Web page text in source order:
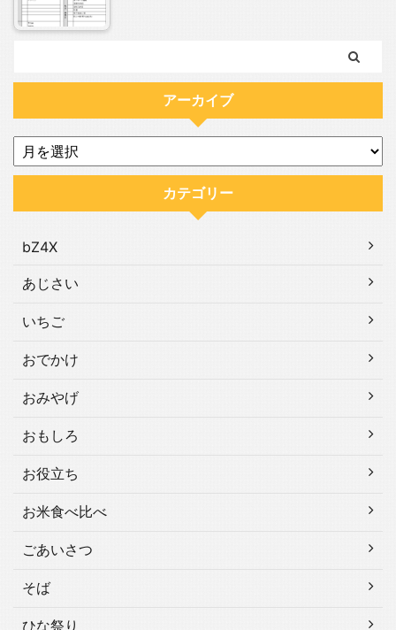
アーカイブ
カテゴリー
bZ4X
あじさい
いちご
おでかけ
おみやげ
おもしろ
お役立ち
お米食べ比べ
ごあいさつ
そば
ひな祭り